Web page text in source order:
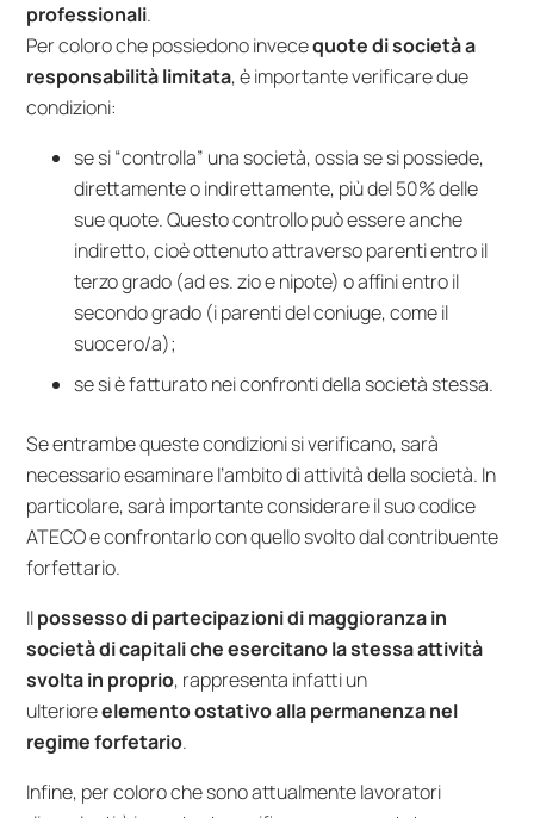
professionali.
Per coloro che possiedono invecequote di società a
responsabilità limitata, è importante verificare due
condizioni:
se si “controlla” una società, ossia se si possiede,
direttamente o indirettamente, più del 50% delle
sue quote. Questo controllo può essere anche
indiretto, cioè ottenuto attraverso parenti entro il
terzo grado (ad es. zio e nipote) o affini entro il
secondo grado (i parenti del coniuge, come il
suocero/a);
se si è fatturato nei confronti della società stessa.
Se entrambe queste condizioni si verificano, sarà
necessario esaminare l’ambito di attività della società. In
particolare, sarà importante considerare il suo codice
ATECO e confrontarlo con quello svolto dal contribuente
forfettario.
Ilpossesso di partecipazioni di maggioranza in
società di capitali che esercitano la stessa attività
svolta in proprio, rappresenta infatti un
ulterioreelemento ostativo alla permanenza nel
regime forfetario.
Infine, per coloro che sono attualmente lavoratori